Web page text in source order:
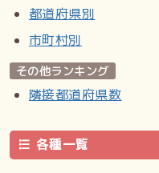
都道府県別
市町村別
その他ランキング
隣接都道府県数
各種一覧